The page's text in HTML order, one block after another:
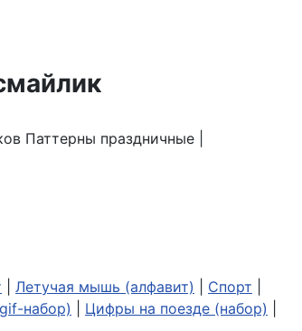
Паттерны праздничные |
Летучая мышь (алфавит) Спорт
набор) Цифры на поезде (набор)